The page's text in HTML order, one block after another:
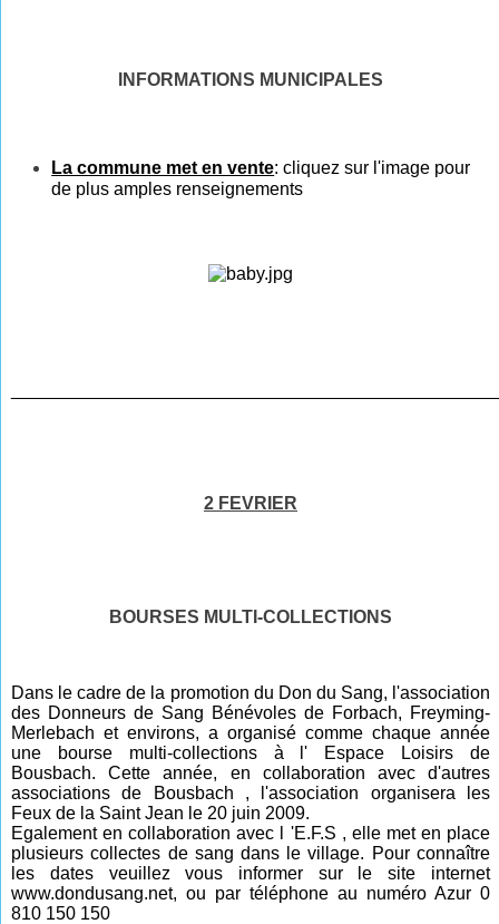
INFORMATIONS MUNICIPALES
La commune met en vente:cliquezsur l'image pour
de plus amples renseignements
2 FEVRIER
BOURSES MULTI-COLLECTIONS
Dans le cadre de la promotion du Don du Sang, l'association
des Donneurs de Sang Bénévoles de Forbach, Freyming-
Merlebach et environs, a organisé comme chaque année
une bourse multi-collections à l' Espace Loisirs de
Bousbach. Cette année, en collaboration avec d'autres
associations de Bousbach , l'association organisera les
Feux de la Saint Jean le 20 juin 2009.
Egalement en collaboration avec l 'E.F.S , elle met en place
plusieurs collectes de sang dans le village. Pour connaître
les dates veuillez vous informer sur le site internet
www.dondusang.net, ou par téléphone au numéro Azur 0
810 150 150